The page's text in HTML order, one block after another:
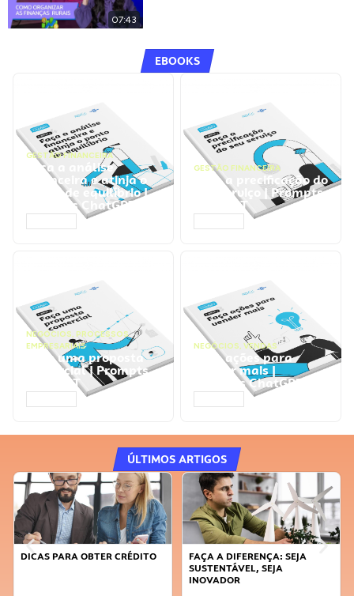
07:43
EBOOKS
GESTÃO FINANCEIRA
Faça a análise
financeira e atinja o
ponto de equilíbrio |
Prompts ChatGPT
GESTÃO FINANCEIRA
Faça a precificação do
seu serviço | Prompts
ChatGPT
NEGÓCIOS, PROCESSOS
EMPRESARIAIS
Faça uma proposta
comercial | Prompts
ChatGPT
NEGÓCIOS, VENDAS
Faça ações para
vender mais |
Prompts ChatGPT
ÚLTIMOS ARTIGOS
DICAS PARA OBTER CRÉDITO
FAÇA A DIFERENÇA: SEJA
SUSTENTÁVEL, SEJA
INOVADOR